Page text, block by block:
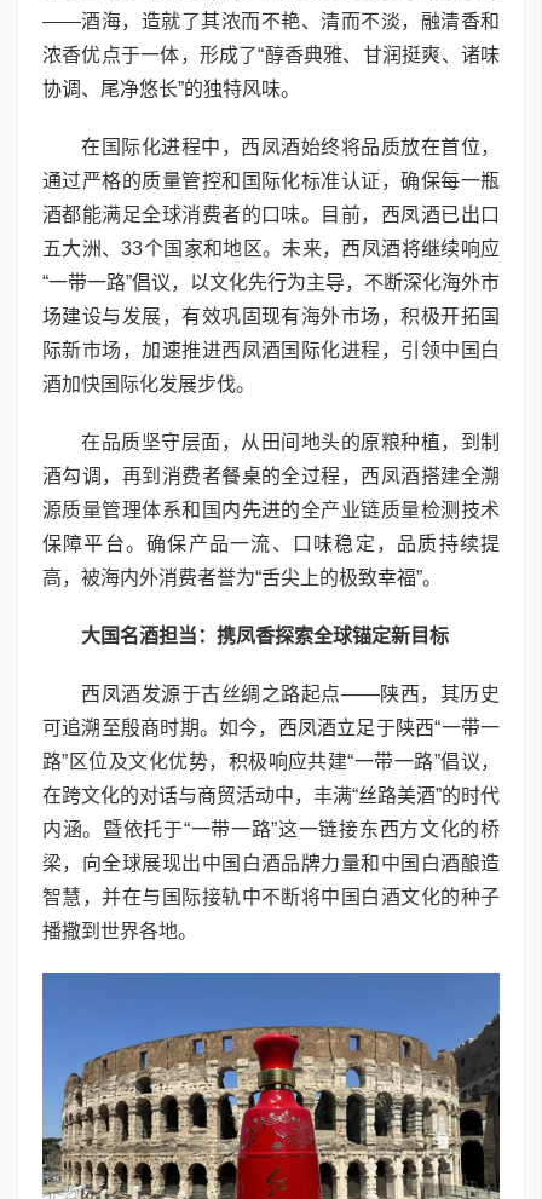
——酒海，造就了其浓而不艳、清而不淡，融清香和
浓香优点于一体，形成了“醇香典雅、甘润挺爽、诸味
协调、尾净悠长”的独特风味。
在国际化进程中，西凤酒始终将品质放在首位，
通过严格的质量管控和国际化标准认证，确保每一瓶
酒都能满足全球消费者的口味。目前，西凤酒已出口
五大洲、33个国家和地区。未来，西凤酒将继续响应
“一带一路”倡议，以文化先行为主导，不断深化海外市
场建设与发展，有效巩固现有海外市场，积极开拓国
际新市场，加速推进西凤酒国际化进程，引领中国白
酒加快国际化发展步伐。
在品质坚守层面，从田间地头的原粮种植，到制
酒勾调，再到消费者餐桌的全过程，西凤酒搭建全溯
源质量管理体系和国内先进的全产业链质量检测技术
保障平台。确保产品一流、口味稳定，品质持续提
高，被海内外消费者誉为“舌尖上的极致幸福”。
大国名酒担当：携凤香探索全球锚定新目标
西凤酒发源于古丝绸之路起点——陕西，其历史
可追溯至殷商时期。如今，西凤酒立足于陕西“一带一
路”区位及文化优势，积极响应共建“一带一路”倡议，
在跨文化的对话与商贸活动中，丰满“丝路美酒”的时代
内涵。暨依托于“一带一路”这一链接东西方文化的桥
梁，向全球展现出中国白酒品牌力量和中国白酒酿造
智慧，并在与国际接轨中不断将中国白酒文化的种子
播撒到世界各地。